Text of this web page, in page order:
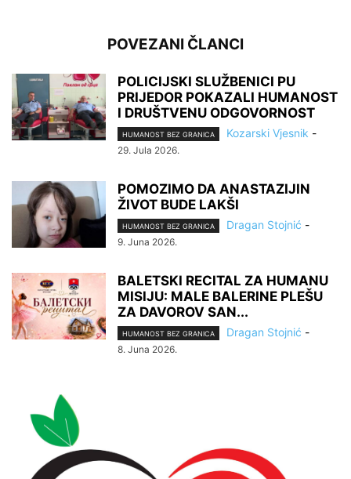
POVEZANI ČLANCI
POLICIJSKI SLUŽBENICI PU
PRIJEDOR POKAZALI HUMANOST
I DRUŠTVENU ODGOVORNOST
HUMANOST BEZ GRANICA Kozarski Vjesnik -
29. Jula 2026.
POMOZIMO DA ANASTAZIJIN
ŽIVOT BUDE LAKŠI
HUMANOST BEZ GRANICA Dragan Stojnić -
9. Juna 2026.
BALETSKI RECITAL ZA HUMANU
MISIJU: MALE BALERINE PLEŠU
ZA DAVOROV SAN...
HUMANOST BEZ GRANICA Dragan Stojnić -
8. Juna 2026.